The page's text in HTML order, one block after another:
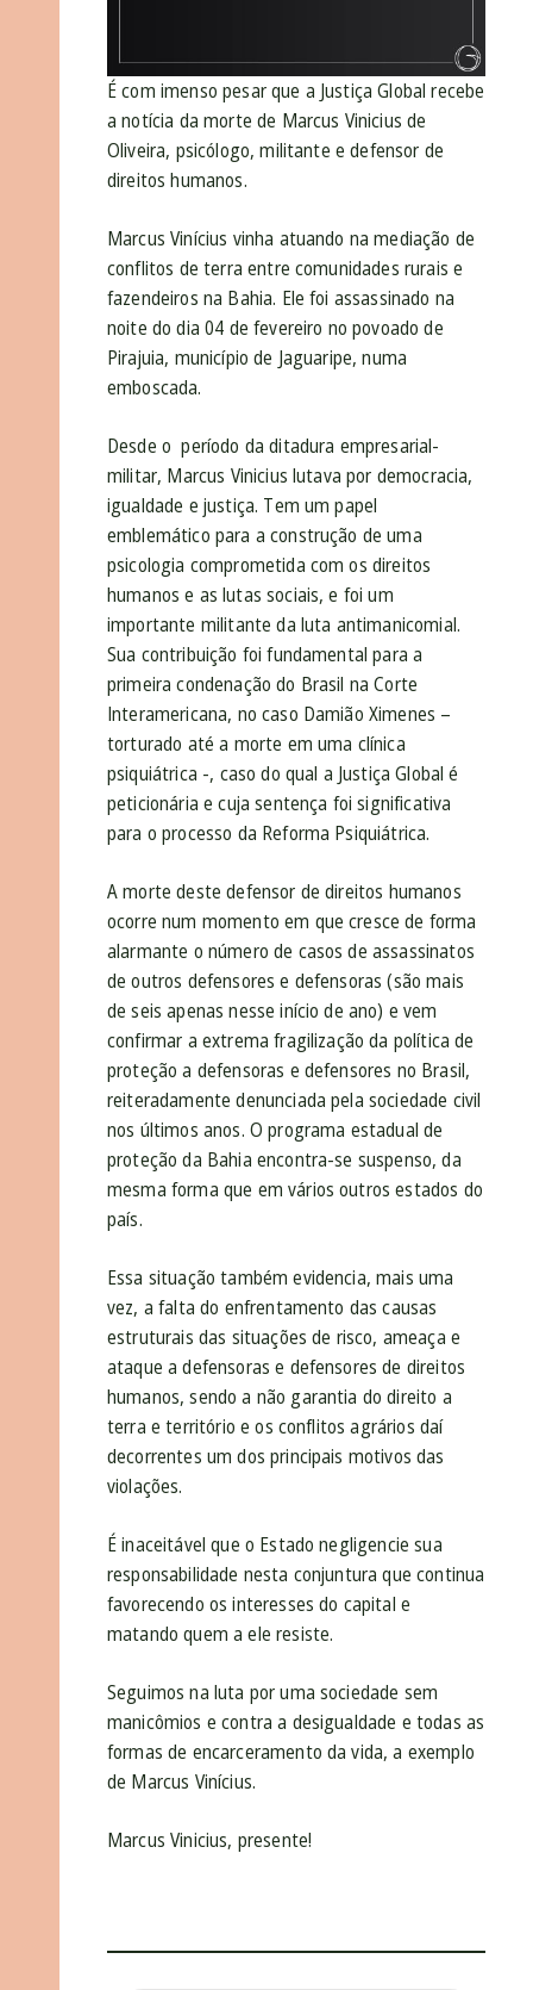
É com imenso pesar que a Justiça Global recebe
a notícia da morte de Marcus Vinicius de
Oliveira, psicólogo, militante e defensor de
direitos humanos.
Marcus Vinícius vinha atuando na mediação de
conflitos de terra entre comunidades rurais e
fazendeiros na Bahia. Ele foi assassinado na
noite do dia 04 de fevereiro no povoado de
Pirajuia, município de Jaguaripe, numa
emboscada.
Desde o período da ditadura empresarial-
militar, Marcus Vinicius lutava por democracia,
igualdade e justiça. Tem um papel
emblemático para a construção de uma
psicologia comprometida com os direitos
humanos e as lutas sociais, e foi um
importante militante da luta antimanicomial.
Sua contribuição foi fundamental para a
primeira condenação do Brasil na Corte
Interamericana, no caso Damião Ximenes –
torturado até a morte em uma clínica
psiquiátrica -, caso do qual a Justiça Global é
peticionária e cuja sentença foi significativa
para o processo da Reforma Psiquiátrica.
A morte deste defensor de direitos humanos
ocorre num momento em que cresce de forma
alarmante o número de casos de assassinatos
de outros defensores e defensoras (são mais
de seis apenas nesse início de ano) e vem
confirmar a extrema fragilização da política de
proteção a defensoras e defensores no Brasil,
reiteradamente denunciada pela sociedade civil
nos últimos anos. O programa estadual de
proteção da Bahia encontra-se suspenso, da
mesma forma que em vários outros estados do
país.
Essa situação também evidencia, mais uma
vez, a falta do enfrentamento das causas
estruturais das situações de risco, ameaça e
ataque a defensoras e defensores de direitos
humanos, sendo a não garantia do direito a
terra e território e os conflitos agrários daí
decorrentes um dos principais motivos das
violações.
É inaceitável que o Estado negligencie sua
responsabilidade nesta conjuntura que continua
favorecendo os interesses do capital e
matando quem a ele resiste.
Seguimos na luta por uma sociedade sem
manicômios e contra a desigualdade e todas as
formas de encarceramento da vida, a exemplo
de Marcus Vinícius.
Marcus Vinicius, presente!